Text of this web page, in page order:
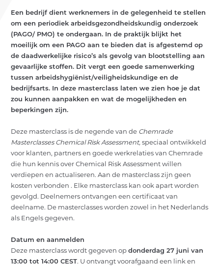
Een bedrijf dient werknemers in de gelegenheid te stellen
om een periodiek arbeidsgezondheidskundig onderzoek
(PAGO/ PMO) te ondergaan. In de praktijk blijkt het
moeilijk om een PAGO aan te bieden dat is afgestemd op
de daadwerkelijke risico’s als gevolg van blootstelling aan
gevaarlijke stoffen. Dit vergt een goede samenwerking
tussen arbeidshygiënist/veiligheidskundige en de
bedrijfsarts. In deze masterclass laten we zien hoe je dat
zou kunnen aanpakken en wat de mogelijkheden en
beperkingen zijn.
Deze masterclass is de negende van de Chemrade
Masterclasses Chemical Risk Assessment,speciaal ontwikkeld
voor klanten, partners en goede werkrelaties van Chemrade
die hun kennis over Chemical Risk Assessment willen
verdiepen en actualiseren. Aan de masterclass zijn geen
kosten verbonden . Elke masterclass kan ook apart worden
gevolgd. Deelnemers ontvangen een certificaat van
deelname. De masterclasses worden zowel in het Nederlands
als Engels gegeven.
Datum en aanmelden
Deze masterclass wordt gegeven opdonderdag 27 juni van
13:00 tot 14:00 CEST. U ontvangt voorafgaand een link en
KLANTEN
ACADEMY
OVER ONS
ACTUEEL
CONTACT
EN INLOGGEN